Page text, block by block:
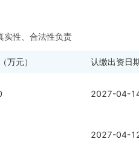
实性、合法性负责
万元） 认缴出资日
2027-04-
2027-04-